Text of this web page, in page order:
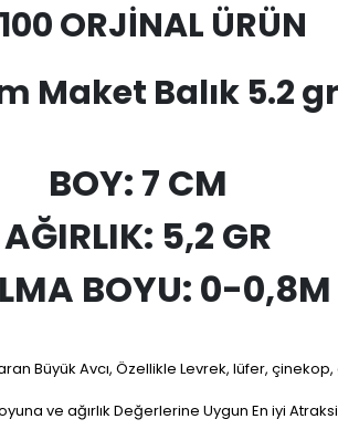
ORJİNAL ÜRÜN
Maket Balık 5.2
BOY: 7 CM
AĞIRLIK: 5,2 GR
BOYU: 0-0,8M
Büyük Avcı, Özellikle Levrek, lüfer,
ve ağırlık Değerlerine Uygun En iyi